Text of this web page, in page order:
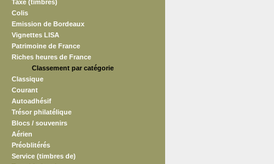
Taxe (timbres)
Colis
Emission de Bordeaux
Vignettes LISA
Patrimoine de France
Riches heures de France
Classement par catégorie
Classique
Courant
Autoadhésif
Trésor philatélique
Blocs / souvenirs
Aérien
Préoblitérés
Service (timbres de)